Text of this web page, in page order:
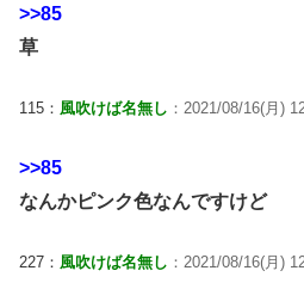
>>85
草
115： 風吹けば名無し ：2021/08/16(月)
>>85
なんかピンク色なんですけど
227： 風吹けば名無し ：2021/08/16(月)